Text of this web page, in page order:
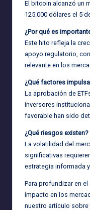
El bitcoin alcanzó un
125.000 dólares el 5
¿Por qué es
Este hito refleja la
apoyo regulatorio,
relevante en los
¿Qué factores
La aprobación de
inversores
favorable han sido
¿Qué riesgos existen?
La volatilidad del
significativas
estrategia informada
Para profundizar en
impacto en los
nuestro artículo sobre